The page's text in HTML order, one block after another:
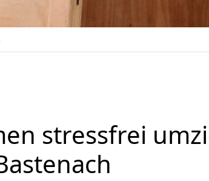
stressfrei